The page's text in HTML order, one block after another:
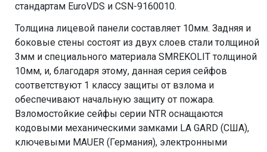
стандартам EuroVDS и CSN-9160010.
Толщина лицевой панели составляет 10мм. Задняя и
боковые стены состоят из двух слоев стали толщиной
3мм и специального материала SMREKOLIT толщиной
10мм, и, благодаря этому, данная серия сейфов
соответствуют 1 классу защиты от взлома и
обеспечивают начальную защиту от пожара.
Взломостойкие сейфы серии NTR оснащаются
кодовыми механическими замками LA GARD (США),
ключевыми MAUER (Германия), электронными